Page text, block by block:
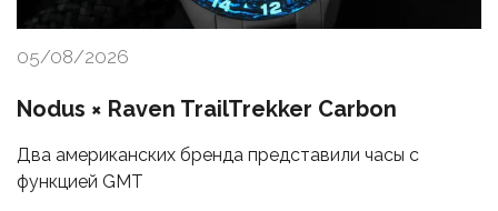
05/08/2026
Nodus × Raven TrailTrekker Carbon
Два американских бренда представили часы с
функцией GMT